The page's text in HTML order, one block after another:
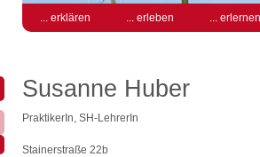
... erklären ... erleben ... erlernen
Susanne Huber
PraktikerIn, SH-LehrerIn
Stainerstraße 22b